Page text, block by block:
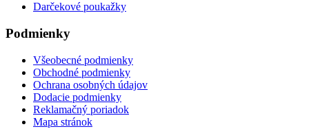
Darčekové poukažky
Podmienky
Všeobecné podmienky
Obchodné podmienky
Ochrana osobných údajov
Dodacie podmienky
Reklamačný poriadok
Mapa stránok